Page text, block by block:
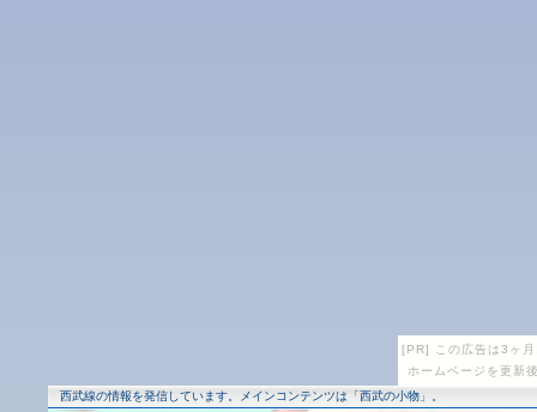
[PR] この広告は3ヶ
ホームページを更新
西武線の情報を発信しています。メインコンテンツは「西武の小物」。